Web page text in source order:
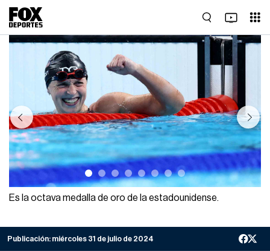
Previous Next
Es la octava medalla de oro de la estadounidense.
Publicación: miércoles 31 de julio de 2024